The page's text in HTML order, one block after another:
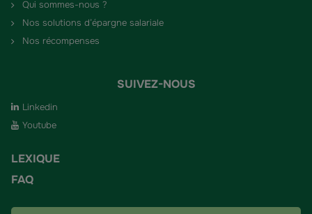
Qui sommes-nous ?
Nos solutions d’épargne salariale
Nos récompenses
SUIVEZ-NOUS
Linkedin
Youtube
LEXIQUE
FAQ